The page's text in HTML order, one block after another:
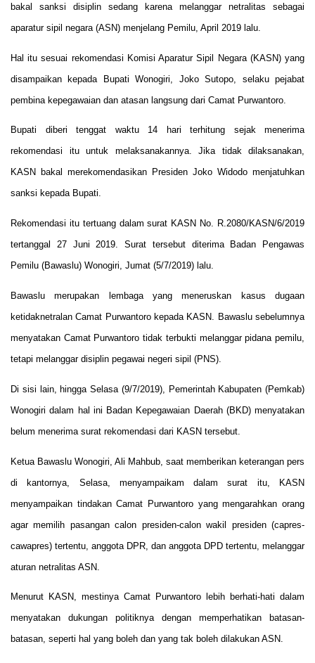
bakal sanksi disiplin sedang karena melanggar netralitas sebagai
aparatur sipil negara (ASN) menjelang Pemilu, April 2019 lalu.
Hal itu sesuai rekomendasi Komisi Aparatur Sipil Negara (KASN) yang
disampaikan kepada Bupati Wonogiri, Joko Sutopo, selaku pejabat
pembina kepegawaian dan atasan langsung dari Camat Purwantoro.
Bupati diberi tenggat waktu 14 hari terhitung sejak menerima
rekomendasi itu untuk melaksanakannya. Jika tidak dilaksanakan,
KASN bakal merekomendasikan Presiden Joko Widodo menjatuhkan
sanksi kepada Bupati.
Rekomendasi itu tertuang dalam surat KASN No. R.2080/KASN/6/2019
tertanggal 27 Juni 2019. Surat tersebut diterima Badan Pengawas
Pemilu (Bawaslu) Wonogiri, Jumat (5/7/2019) lalu.
Bawaslu merupakan lembaga yang meneruskan kasus dugaan
ketidaknetralan Camat Purwantoro kepada KASN. Bawaslu sebelumnya
menyatakan Camat Purwantoro tidak terbukti melanggar pidana pemilu,
tetapi melanggar disiplin pegawai negeri sipil (PNS).
Di sisi lain, hingga Selasa (9/7/2019), Pemerintah Kabupaten (Pemkab)
Wonogiri dalam hal ini Badan Kepegawaian Daerah (BKD) menyatakan
belum menerima surat rekomendasi dari KASN tersebut.
Ketua Bawaslu Wonogiri, Ali Mahbub, saat memberikan keterangan pers
di kantornya, Selasa, menyampaikam dalam surat itu, KASN
menyampaikan tindakan Camat Purwantoro yang mengarahkan orang
agar memilih pasangan calon presiden-calon wakil presiden (capres-
cawapres) tertentu, anggota DPR, dan anggota DPD tertentu, melanggar
aturan netralitas ASN.
Menurut KASN, mestinya Camat Purwantoro lebih berhati-hati dalam
menyatakan dukungan politiknya dengan memperhatikan batasan-
batasan, seperti hal yang boleh dan yang tak boleh dilakukan ASN.